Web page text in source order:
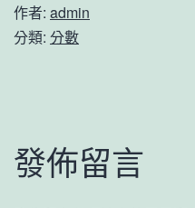
作者: admin
分類: 分數
發佈留言